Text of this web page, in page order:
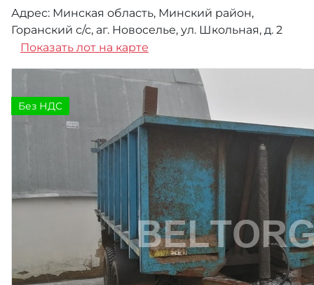
Адрес: Минская область, Минский район,
Горанский с/с, аг. Новоселье, ул. Школьная, д. 2
Показать лот на карте
Без НДС